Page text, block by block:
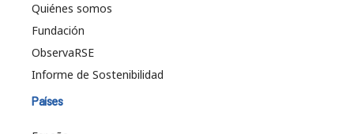
Quiénes somos
Fundación
ObservaRSE
Informe de Sostenibilidad
Países